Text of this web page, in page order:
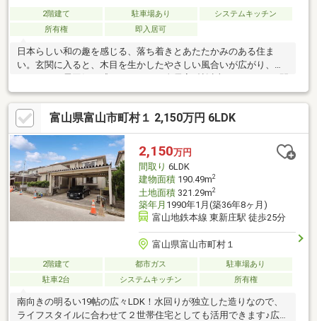
2階建て 駐車場あり
システムキッチン
所有権
即入居可
日本らしい和の趣を感じる、落ち着きとあたたかみのある住ま
い。玄関に入ると、木目を生かしたやさしい風合いが広がり、温
かみのある雰囲気を感じられます。全居室6帖以上のゆとりある間
取りです。1階には続き間として使える和室があり、来客を迎える
空間としても重宝しそうです。駐車スペースは2台分ございます。
旧8号線に近く、魚津方面・黒部方面のどちらにもアクセスしやす
い立地です。お気軽にお問合せください。◆ロケーション魚津市
立清流小学校...約2700m魚津市立東部中学校...約2900mセブンイレ
ブン 魚津持光寺店...約1000m原信 魚津店...約1900m
富山県富山市町村１ 2,150万円 6LDK
2,150万円
間取り 6LDK
建物面積190.49m2
土地面積321.29m2
築年月 1990年1月(築36年8ヶ月)
富山地鉄本線 東新庄駅 徒歩25分
富山県富山市町村１
2階建て 都市ガス
駐車場あり
駐車2台
システムキッチン 所有権
南向きの明るい19帖の広々LDK！水回りが独立した造りなので、
ライフスタイルに合わせて２世帯住宅としても活用できます♪広々